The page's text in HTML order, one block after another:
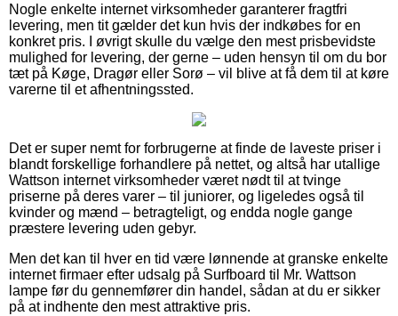
Nogle enkelte internet virksomheder garanterer fragtfri
levering, men tit gælder det kun hvis der indkøbes for en
konkret pris. I øvrigt skulle du vælge den mest prisbevidste
mulighed for levering, der gerne – uden hensyn til om du bor
tæt på Køge, Dragør eller Sorø – vil blive at få dem til at køre
varerne til et afhentningssted.
Det er super nemt for forbrugerne at finde de laveste priser i
blandt forskellige forhandlere på nettet, og altså har utallige
Wattson internet virksomheder været nødt til at tvinge
priserne på deres varer – til juniorer, og ligeledes også til
kvinder og mænd – betragteligt, og endda nogle gange
præstere levering uden gebyr.
Men det kan til hver en tid være lønnende at granske enkelte
internet firmaer efter udsalg på Surfboard til Mr. Wattson
lampe før du gennemfører din handel, sådan at du er sikker
på at indhente den mest attraktive pris.